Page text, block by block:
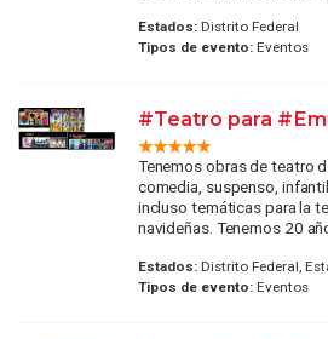
Estados:Distrito Federal
Tipos de evento:Eventos
#Teatro para
Tenemos obras de teatro
comedia, suspenso,
incluso temáticas para la
navideñas. Tenemos 20
Estados:Distrito Federal,
Tipos de evento:Eventos